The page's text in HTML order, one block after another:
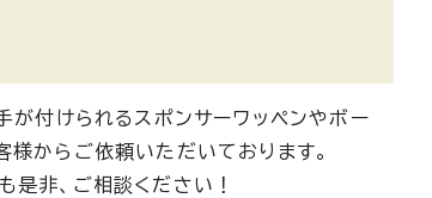
付けられるスポンサーワッペンやボー
様からご依頼いただいております。
是非、ご相談ください！